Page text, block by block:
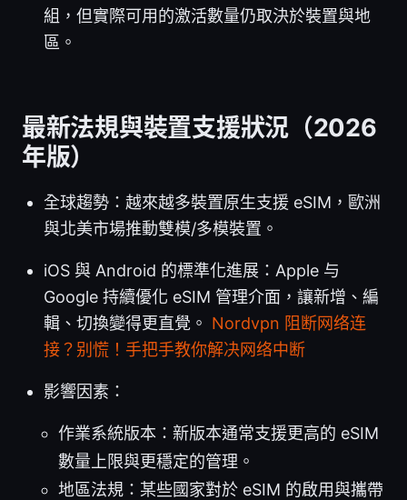
組，但實際可用的激活數量仍取決於裝置與地
區。
最新法規與裝置支援狀況（2026
年版）
全球趨勢：越來越多裝置原生支援 eSIM，歐洲
與北美市場推動雙模/多模裝置。
iOS 與 Android 的標準化進展：Apple 与
Google 持續優化 eSIM 管理介面，讓新增、編
輯、切換變得更直覺。 Nordvpn 阻断网络连
接？别慌！手把手教你解决网络中断
影響因素：
作業系統版本：新版本通常支援更高的 eSIM
數量上限與更穩定的管理。
地區法規：某些國家對於 eSIM 的啟用與攜帶